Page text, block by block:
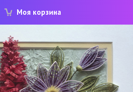
Моя корзина